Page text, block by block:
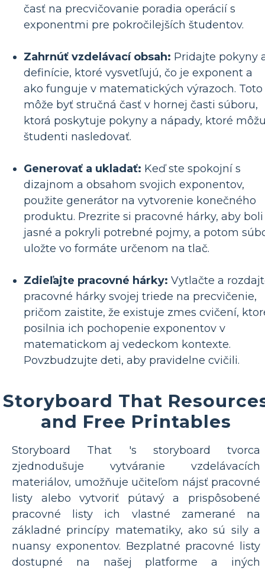
časť na precvičovanie poradia operácií s
exponentmi pre pokročilejších študentov.
Zahrnúť vzdelávací obsah: Pridajte pokyny
definície, ktoré vysvetľujú, čo je exponent a
ako funguje v matematických výrazoch. Toto
môže byť stručná časť v hornej časti súboru,
ktorá poskytuje pokyny a nápady, ktoré
študenti nasledovať.
Generovať a ukladať: Keď ste spokojní s
dizajnom a obsahom svojich exponentov,
použite generátor na vytvorenie konečného
produktu. Prezrite si pracovné hárky, aby boli
jasné a pokryli potrebné pojmy, a potom
uložte vo formáte určenom na tlač.
Zdieľajte pracovné hárky: Vytlačte a
pracovné hárky svojej triede na precvičenie,
pričom zaistite, že existuje zmes cvičení,
posilnia ich pochopenie exponentov v
matematickom aj vedeckom kontexte.
Povzbudzujte deti, aby pravidelne cvičili.
Storyboard That
and Free Printables
Storyboard That 's storyboard tvorca
zjednodušuje vytváranie vzdelávacích
materiálov, umožňuje učiteľom nájsť pracovné
listy alebo vytvoriť pútavý a prispôsobené
pracovné listy ich vlastné zamerané na
základné princípy matematiky, ako sú sily a
nuansy exponentov. Bezplatné pracovné listy
dostupné na našej platforme a iných